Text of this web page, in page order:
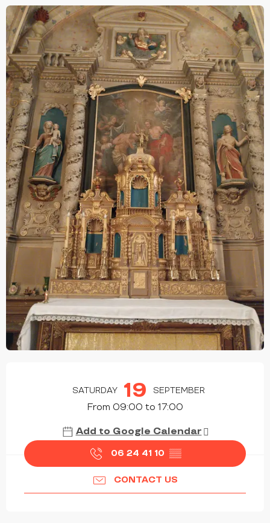
SATURDAY 19 SEPTEMBER
From 09:00 to 17:00
Add to Google Calendar
06 24 41 10 ▒▒
CONTACT US